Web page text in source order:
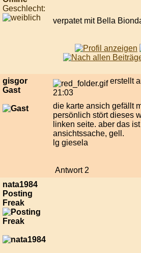
Geschlecht:
verpatet mit Bella
gisgor
Gast
erstellt
21:03
die karte ansich gefällt
persönlich stört dieses
linken seite. aber das
ansichtssache, gell.
lg giesela
Antwort 2
nata1984
Posting
Freak